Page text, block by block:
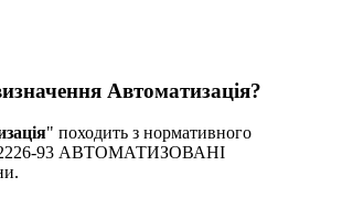
Автоматизація?
" походить з нормативного
93 АВТОМАТИЗОВАНІ